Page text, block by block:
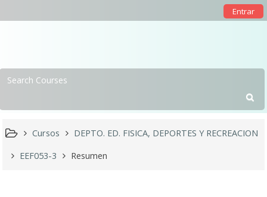
Entrar
Cursos
DEPTO. ED. FISICA, DEPORTES Y RECREACION
EEF053-3
Resumen